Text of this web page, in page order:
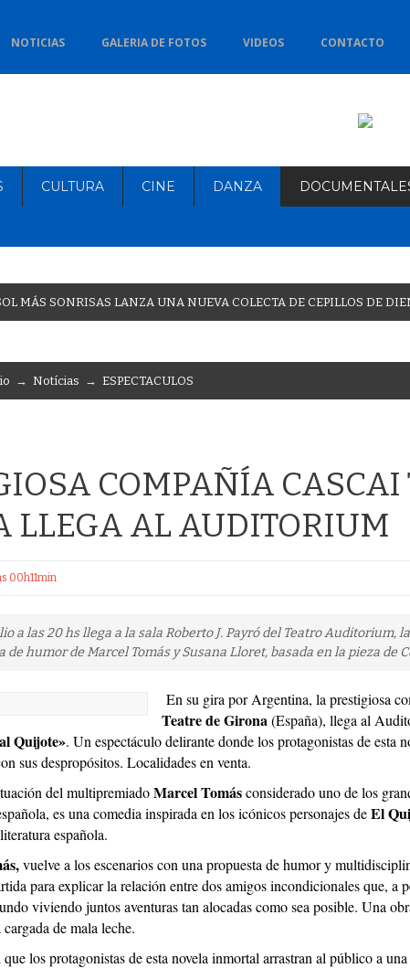
NOTICIAS GALERIA DE FOTOS VIDEOS CONTACTO
CULTURA CINE DANZA
OL MÁS SONRISAS LANZA UNA NUEVA COLECTA DE CEPILLOS DE DIE
→ Notícias → ESPECTACULOS
COMPAÑÍA CASCAI
LLEGA AL AUDITORIUM
00h11min
a las 20 hs llega a la sala Roberto J. Payró del Teatro Auditorium,
de humor de Marcel Tomás y Susana Lloret, basada en la pieza de
En su gira por Argentina, la prestigiosa
Teatre de Girona (España), llega al
Quijote». Un espectáculo delirante donde los protagonistas de esta
sus despropósitos. Localidades en venta.
del multipremiadoMarcel Tomásconsiderado uno de los
es una comedia inspirada en los icónicos personajes deEl
española.
vuelve a los escenarios con una propuesta de humor y
para explicar la relación entre dos amigos incondicionales que, a
viviendo juntos aventuras tan alocadas como sea posible. Una
de mala leche.
los protagonistas de esta novela inmortal arrastran al público a